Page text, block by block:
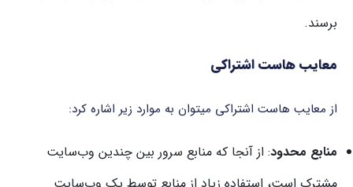
برسند.
معایب هاست اشتراکی
از معایب هاست اشتراکی میتوان به موارد زیر اشاره کرد:
منابع محدود: از آنجا که منابع سرور بین چندین وب‌سایت